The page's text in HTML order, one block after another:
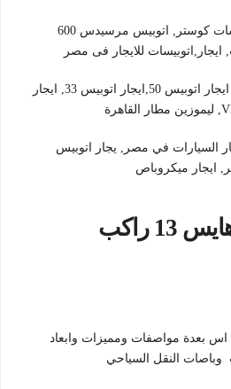
ايجار اتوبيسات, ايجار اتوبيسات كوستر, اتوبيس مرسيدس 600
ايجار,اتوبيسات للايجار فى مصر
إيجار اتوبيس,ايجار اتوبيس, ايجار اتوبيس 50,ايجار اتوبيس 33, ايجار
السيارات في مصر, يجار اتوبيس
ايجار ميكروباص
استأجر تويوتا هايس 13 راكب
اس بعدة مواصفات ومميزات وابعاد
وباصات النقل السياحي